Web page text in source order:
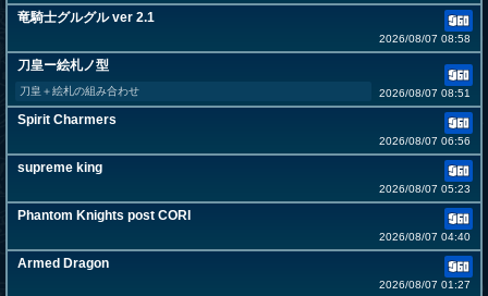
竜騎士グルグル ver 2.1
2026/08/07 08:58
刀皇ー絵札ノ型
刀皇＋絵札の組み合わせ 2026/08/07 08:51
Spirit Charmers
2026/08/07 06:56
supreme king
2026/08/07 05:23
Phantom Knights post CORI
2026/08/07 04:40
Armed Dragon
2026/08/07 01:27